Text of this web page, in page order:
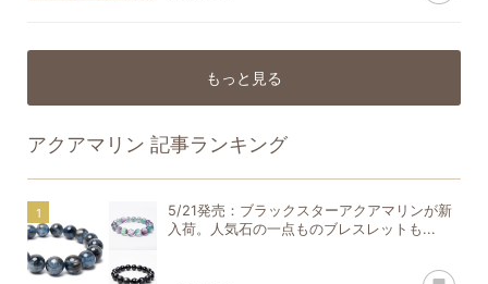
もっと見る
アクアマリン 記事ランキング
5/21発売：ブラックスターアクアマリンが新
入荷。人気石の一点ものブレスレットも...